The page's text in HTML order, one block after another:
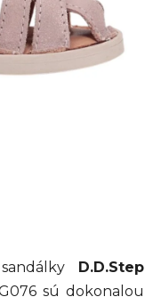
D.D.Step
sú dokonalou